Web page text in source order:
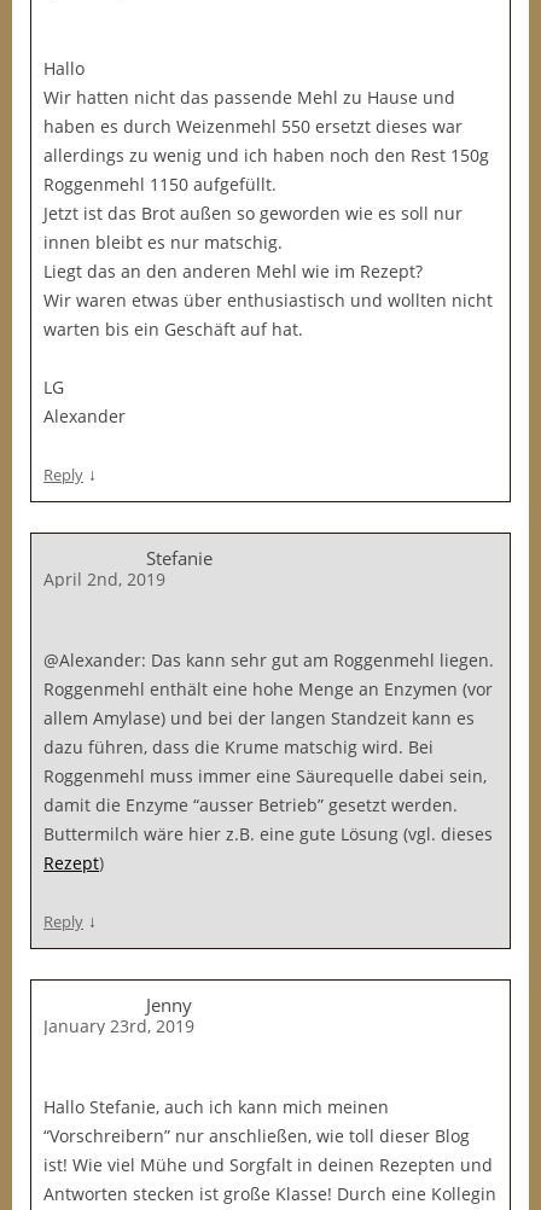
Hallo
Wir hatten nicht das passende Mehl zu Hause und
haben es durch Weizenmehl 550 ersetzt dieses war
allerdings zu wenig und ich haben noch den Rest 150g
Roggenmehl 1150 aufgefüllt.
Jetzt ist das Brot außen so geworden wie es soll nur
innen bleibt es nur matschig.
Liegt das an den anderen Mehl wie im Rezept?
Wir waren etwas über enthusiastisch und wollten nicht
warten bis ein Geschäft auf hat.
LG
Alexander
Reply ↓
Stefanie
April 2nd, 2019
@Alexander: Das kann sehr gut am Roggenmehl liegen.
Roggenmehl enthält eine hohe Menge an Enzymen (vor
allem Amylase) und bei der langen Standzeit kann es
dazu führen, dass die Krume matschig wird. Bei
Roggenmehl muss immer eine Säurequelle dabei sein,
damit die Enzyme “ausser Betrieb” gesetzt werden.
Buttermilch wäre hier z.B. eine gute Lösung (vgl. dieses
Rezept)
Reply ↓
Jenny
January 23rd, 2019
Hallo Stefanie, auch ich kann mich meinen
“Vorschreibern” nur anschließen, wie toll dieser Blog
ist! Wie viel Mühe und Sorgfalt in deinen Rezepten und
Antworten stecken ist große Klasse! Durch eine Kollegin